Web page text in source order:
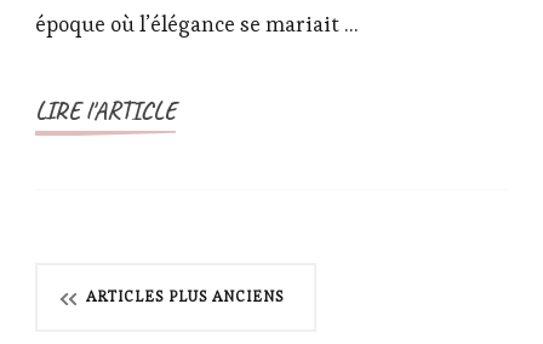
époque où l’élégance se mariait …
LIRE l'ARTICLE
Navigation
ARTICLES PLUS ANCIENS